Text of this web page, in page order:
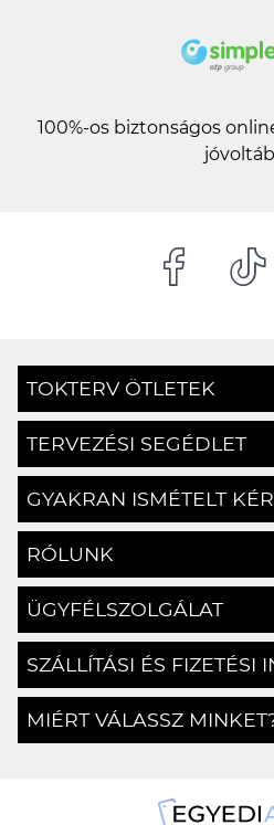
100%-os biztonságos
TOKTERV ÖTLETEK
TERVEZÉSI SEGÉDLET
GYAKRAN ISMÉTELT
RÓLUNK
ÜGYFÉLSZOLGÁLAT
SZÁLLÍTÁSI ÉS FIZETÉSI